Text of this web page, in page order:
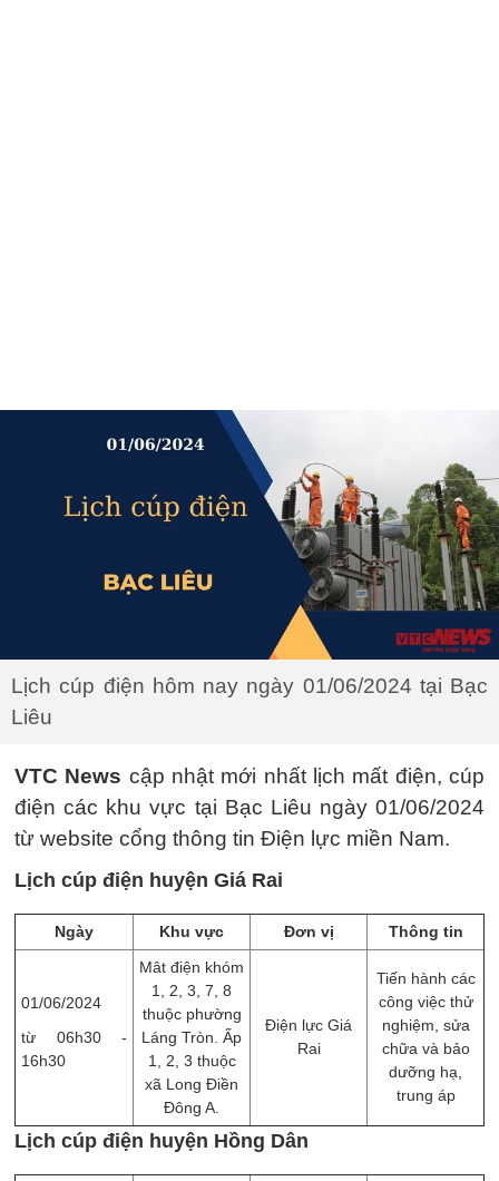
Lịch cúp điện hôm nay ngày 01/06/2024 tại Bạc
Liêu
VTC News cập nhật mới nhất lịch mất điện, cúp
điện các khu vực tại Bạc Liêu ngày 01/06/2024
từ website cổng thông tin Điện lực miền Nam.
Lịch cúp điện huyện Giá Rai
Ngày Khu vực Đơn vị Thông tin
01/06/2024
từ 06h30 -
16h30
Mât điện khóm
1, 2, 3, 7, 8
thuộc phường
Láng Tròn. Ấp
1, 2, 3 thuộc
xã Long Điền
Đông A.
Điện lực Giá
Rai
Tiến hành các
công việc thử
nghiệm, sửa
chữa và bảo
dưỡng hạ,
trung áp
Lịch cúp điện huyện Hồng Dân